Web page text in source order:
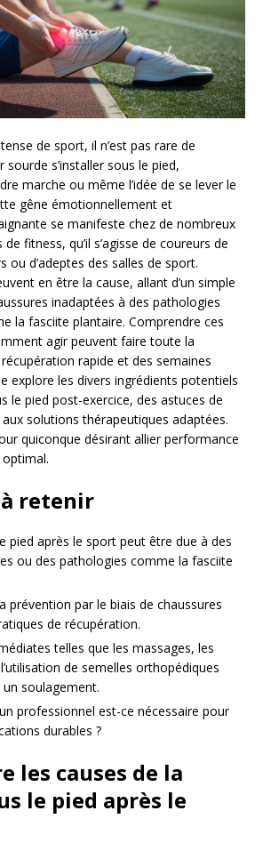
de sport, il n’est pas rare de
s’installer sous le pied,
marche ou même l’idée de se lever le
gêne émotionnellement et
se manifeste chez de nombreux
fitness, qu’il s’agisse de coureurs de
ou d’adeptes des salles de sport.
en être la cause, allant d’un simple
inadaptées à des pathologies
la fasciite plantaire. Comprendre ces
agir peuvent faire toute la
rapide et des semaines
explore les divers ingrédients potentiels
le pied post-exercice, des astuces de
solutions thérapeutiques adaptées.
quiconque désirant allier performance
à retenir
pied après le sport peut être due à des
ou des pathologies comme la fasciite
prévention par le biais de chaussures
de récupération.
telles que les massages, les
de semelles orthopédiques
soulagement.
professionnel est-ce nécessaire pour
durables ?
les causes de la
le pied après le